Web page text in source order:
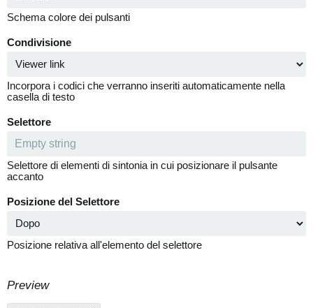
Schema colore dei pulsanti
Condivisione
Incorpora i codici che verranno inseriti automaticamente nella
casella di testo
Selettore
Selettore di elementi di sintonia in cui posizionare il pulsante
accanto
Posizione del Selettore
Posizione relativa all'elemento del selettore
Preview